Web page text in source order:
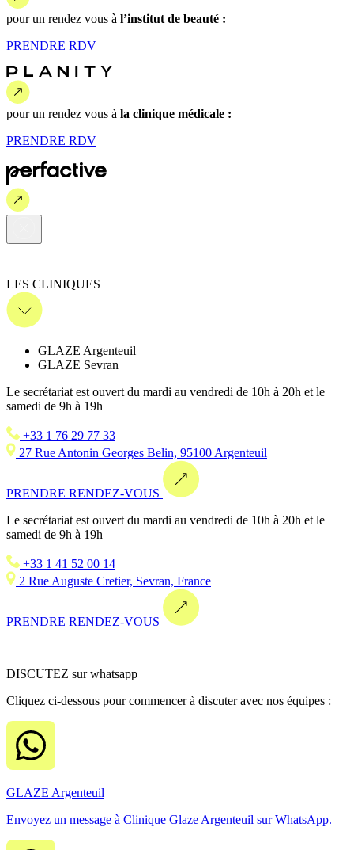
pour un rendez vous à l’institut de beauté :
PRENDRE RDV
pour un rendez vous à la clinique médicale :
PRENDRE RDV
LES CLINIQUES
GLAZE Argenteuil
GLAZE Sevran
Le secrétariat est ouvert du mardi au vendredi de 10h à 20h et le
samedi de 9h à 19h
+33 1 76 29 77 33
27 Rue Antonin Georges Belin, 95100 Argenteuil
PRENDRE RENDEZ-VOUS
Le secrétariat est ouvert du mardi au vendredi de 10h à 20h et le
samedi de 9h à 19h
+33 1 41 52 00 14
2 Rue Auguste Cretier, Sevran, France
PRENDRE RENDEZ-VOUS
DISCUTEZ sur whatsapp
Cliquez ci-dessous pour commencer à discuter avec nos équipes :
GLAZE Argenteuil
Envoyez un message à Clinique Glaze Argenteuil sur WhatsApp.